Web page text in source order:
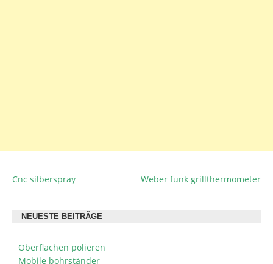
BEITRAGSNAVIGATION
Cnc silberspray Weber funk grillthermometer
NEUESTE BEITRÄGE
Oberflächen polieren
Mobile bohrständer